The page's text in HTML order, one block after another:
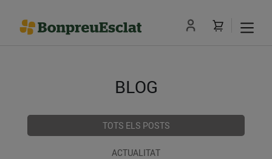
BLOG
TOTS ELS POSTS
ACTUALITAT